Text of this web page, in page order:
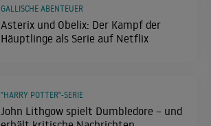
Asterix und Obelix: Der Kampf der
Häuptlinge als Serie auf Netflix
GALLISCHE ABENTEUER
John Lithgow spielt Dumbledore – und
"HARRY POTTER"-SERIE